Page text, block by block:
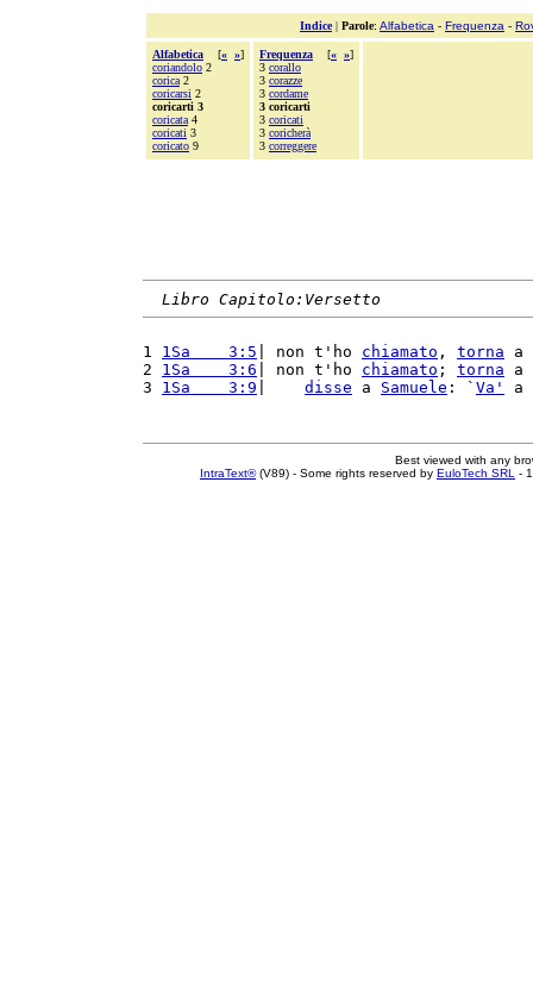
Indice| Parole: Alfabetica - Frequenza -
Alfabetica [« »]
coriandolo 2
corica 2
coricarsi 2
coricarti 3
coricata 4
coricati 3
coricato 9
Frequenza [« »]
3 corallo
3 corazze
3 cordame
3 coricarti
3 coricati
3 coricherà
3 correggere
Libro Capitolo:Versetto
1 1Sa    3:5 | non t'ho chiamato , torna a
2 1Sa    3:6 | non t'ho chiamato ; torna a
3 1Sa    3:9 disse a Samuele : ` Va' a
Best viewed with any
IntraText®(V89) - Some rights reserved by EuloTech SRL -